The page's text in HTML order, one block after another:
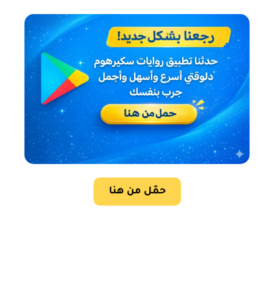
حمّل من هنا